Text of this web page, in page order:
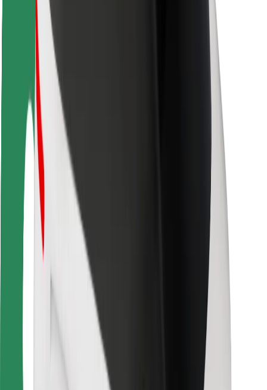
Ασφάλεια οδηγών
Ασφάλεια σκούτερ
Εργαστήριο ασφάλειας
Πόλεις
Τοποθεσίες
Λύσεις για την πόλη
Αεροδρόμια
Bolt Αποβάθρες Φόρτισης
Υποστήριξη
Για επιβάτες
Για τους οδηγούς
Για μεταφορείς
Για ιδιοκτήτες στόλου οχημάτων
Για εστιατόρια
Bolt for Business